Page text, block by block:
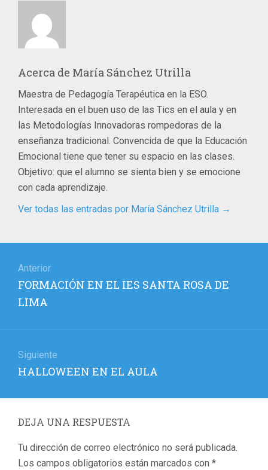
Acerca de María Sánchez Utrilla
Maestra de Pedagogía Terapéutica en la ESO.
Interesada en el buen uso de las Tics en el aula y en
las Metodologías Innovadoras rompedoras de la
enseñanza tradicional. Convencida de que la Educación
Emocional tiene que tener su espacio en las clases.
Objetivo: que el alumno se sienta bien y se emocione
con cada aprendizaje.
Ver todas las entradas por María Sánchez Utrilla →
de
entradas
Anterior
Entrada
anterior:
FORMACIÓN EN EL IES SANTA ROSA DE
LIMA
Siguiente
Entrada
HALLOWEEN EN EL AULA
DEJA UNA RESPUESTA
Tu dirección de correo electrónico no será publicada.
Los campos obligatorios están marcados con *